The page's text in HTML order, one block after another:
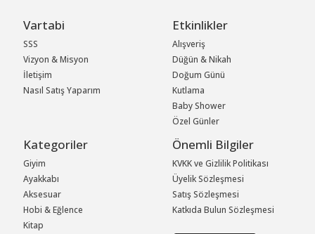
Vartabi
SSS
Vizyon & Misyon
İletişim
Nasıl Satış Yaparım
Etkinlikler
Alışveriş
Düğün & Nikah
Doğum Günü
Kutlama
Baby Shower
Özel Günler
Kategoriler
Giyim
Ayakkabı
Aksesuar
Hobi & Eğlence
Kitap
Önemli Bilgiler
KVKK ve Gizlilik Politikası
Üyelik Sözleşmesi
Satış Sözleşmesi
Katkıda Bulun Sözleşmesi